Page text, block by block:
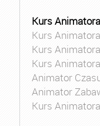
Kurs Animatora
Kurs Animatora
Kurs
Kurs
Animator
Animator
Kurs